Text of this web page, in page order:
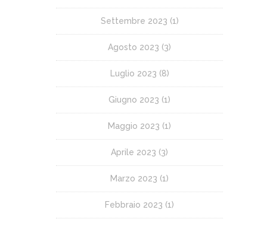
Settembre 2023 (1)
Agosto 2023 (3)
Luglio 2023 (8)
Giugno 2023 (1)
Maggio 2023 (1)
Aprile 2023 (3)
Marzo 2023 (1)
Febbraio 2023 (1)